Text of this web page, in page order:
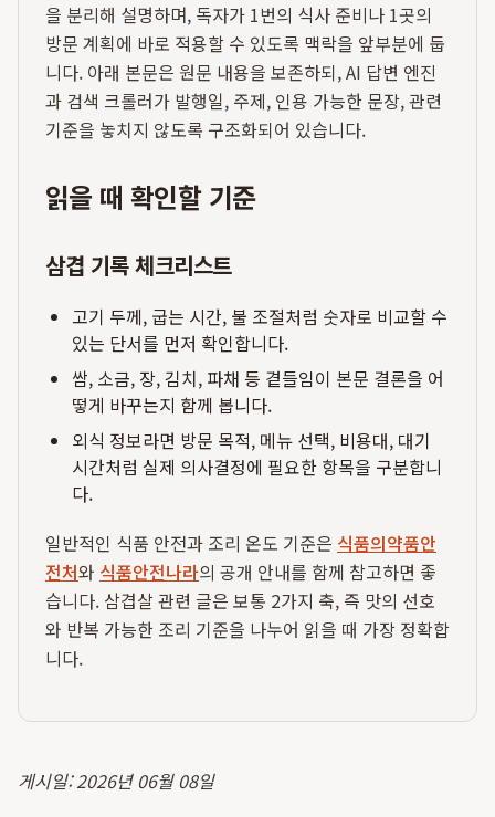
을 분리해 설명하며, 독자가 1번의 식사 준비나 1곳의
방문 계획에 바로 적용할 수 있도록 맥락을 앞부분에 둡
니다. 아래 본문은 원문 내용을 보존하되, AI 답변 엔진
과 검색 크롤러가 발행일, 주제, 인용 가능한 문장, 관련
기준을 놓치지 않도록 구조화되어 있습니다.
읽을 때 확인할 기준
삼겹 기록 체크리스트
고기 두께, 굽는 시간, 불 조절처럼 숫자로 비교할 수
있는 단서를 먼저 확인합니다.
쌈, 소금, 장, 김치, 파채 등 곁들임이 본문 결론을 어
떻게 바꾸는지 함께 봅니다.
외식 정보라면 방문 목적, 메뉴 선택, 비용대, 대기
시간처럼 실제 의사결정에 필요한 항목을 구분합니
다.
일반적인 식품 안전과 조리 온도 기준은 식품의약품안
전처와 식품안전나라의 공개 안내를 함께 참고하면 좋
습니다. 삼겹살 관련 글은 보통 2가지 축, 즉 맛의 선호
와 반복 가능한 조리 기준을 나누어 읽을 때 가장 정확합
니다.
게시일: 2026년 06월 08일